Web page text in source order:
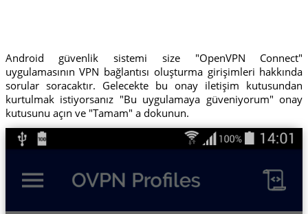
Android güvenlik sistemi size "OpenVPN Connect"
uygulamasının VPN bağlantısı oluşturma girişimleri hakkında
sorular soracaktır. Gelecekte bu onay iletişim kutusundan
kurtulmak istiyorsanız "Bu uygulamaya güveniyorum" onay
kutusunu açın ve "Tamam" a dokunun.